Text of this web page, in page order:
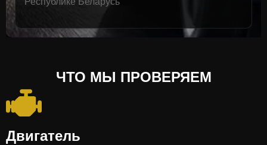
ЧТО МЫ ПРОВЕРЯЕМ
Двигатель